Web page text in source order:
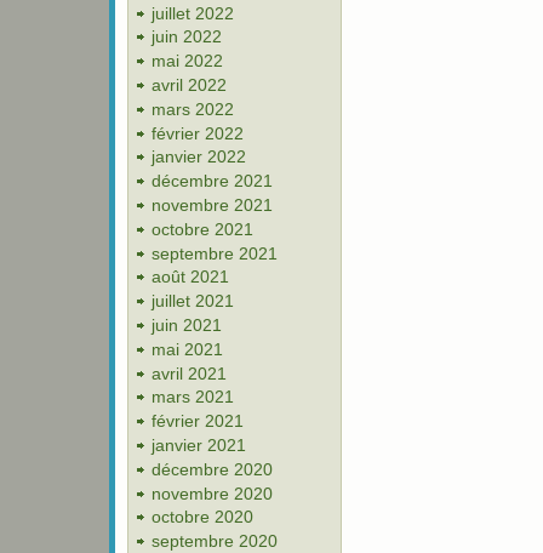
juillet 2022
juin 2022
mai 2022
avril 2022
mars 2022
février 2022
janvier 2022
décembre 2021
novembre 2021
octobre 2021
septembre 2021
août 2021
juillet 2021
juin 2021
mai 2021
avril 2021
mars 2021
février 2021
janvier 2021
décembre 2020
novembre 2020
octobre 2020
septembre 2020